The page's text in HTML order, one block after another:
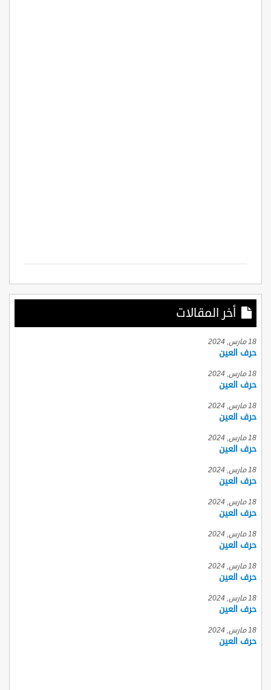
أخر المقالات
18 مارس, 2024
حرف العين
18 مارس, 2024
حرف العين
18 مارس, 2024
حرف العين
18 مارس, 2024
حرف العين
18 مارس, 2024
حرف العين
18 مارس, 2024
حرف العين
18 مارس, 2024
حرف العين
18 مارس, 2024
حرف العين
18 مارس, 2024
حرف العين
18 مارس, 2024
حرف العين